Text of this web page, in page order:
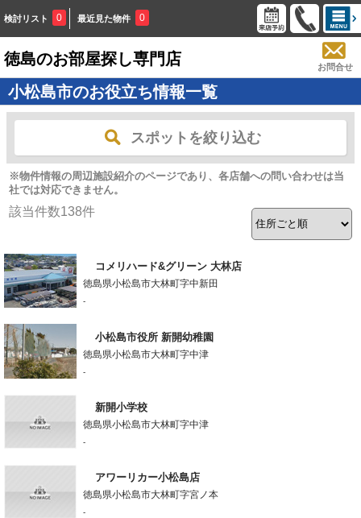
検討リスト 0 最近見た物件 0
徳島のお部屋探し専門店 お問合せ
小松島市のお役立ち情報一覧
スポットを絞り込む
※物件情報の周辺施設紹介のページであり、各店舗への問い合わせは当
社では対応できません。
該当件数138件
コメリハード&グリーン 大林店
徳島県小松島市大林町字中新田
-
小松島市役所 新開幼稚園
徳島県小松島市大林町字中津
-
新開小学校
徳島県小松島市大林町字中津
-
アワーリカー小松島店
徳島県小松島市大林町字宮ノ本
-